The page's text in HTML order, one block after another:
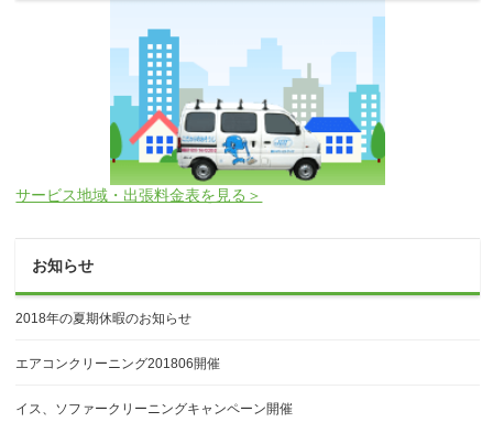
サービス地域・出張料金表を見る＞
お知らせ
2018年の夏期休暇のお知らせ
エアコンクリーニング201806開催
イス、ソファークリーニングキャンペーン開催